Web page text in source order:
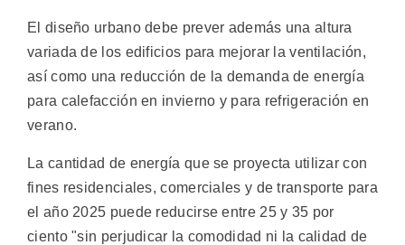
El diseño urbano debe prever además una altura
variada de los edificios para mejorar la ventilación,
así como una reducción de la demanda de energía
para calefacción en invierno y para refrigeración en
verano.
La cantidad de energía que se proyecta utilizar con
fines residenciales, comerciales y de transporte para
el año 2025 puede reducirse entre 25 y 35 por
ciento "sin perjudicar la comodidad ni la calidad de